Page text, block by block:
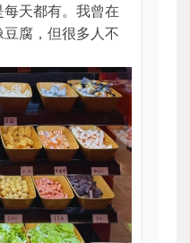
天都有。我曾在
腐，但很多人不